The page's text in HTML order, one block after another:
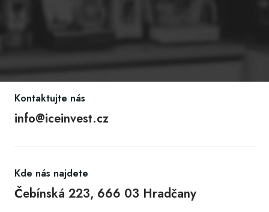
(Po - Ne - 8.00 - 16.30)
607 073 888
Kontaktujte nás
info@iceinvest.cz
Kde nás najdete
Čebínská 223, 666 03 Hradčany